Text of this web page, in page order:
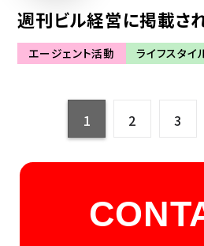
週刊ビル経営に掲載さ
エージェント活動 ライフスタイ
1 2 3